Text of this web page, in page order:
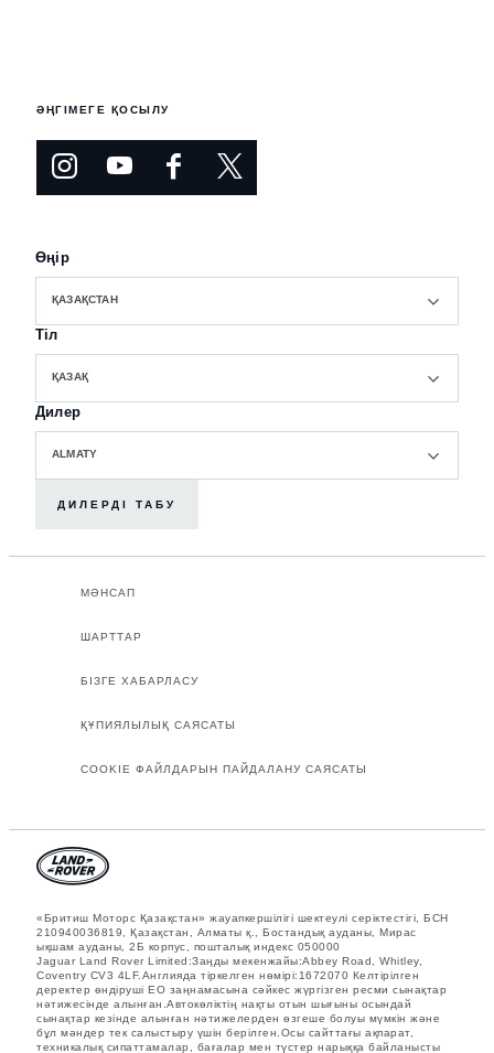
ӘҢГІМЕГЕ ҚОСЫЛУ
Өңір
ҚАЗАҚСТАН
Тіл
ҚАЗАҚ
Дилер
ALMATY
ДИЛЕРДІ ТАБУ
МӘНСАП
ШАРТТАР
БІЗГЕ ХАБАРЛАСУ
ҚҰПИЯЛЫЛЫҚ САЯСАТЫ
COOKIE ФАЙЛДАРЫН ПАЙДАЛАНУ САЯСАТЫ
«Бритиш Моторс Қазақстан» жауапкершілігі шектеулі серіктестігі, БСН
210940036819, Қазақстан, Алматы қ., Бостандық ауданы, Мирас
ықшам ауданы, 2Б корпус, пошталық индекс 050000
Jaguar Land Rover Limited:Заңды мекенжайы:Abbey Road, Whitley,
Coventry CV3 4LF.Англияда тіркелген нөмірі:1672070 Келтірілген
деректер өндіруші ЕО заңнамасына сәйкес жүргізген ресми сынақтар
нәтижесінде алынған.Автокөліктің нақты отын шығыны осындай
сынақтар кезінде алынған нәтижелерден өзгеше болуы мүмкін және
бұл мәндер тек салыстыру үшін берілген.Осы сайттағы ақпарат,
техникалық сипаттамалар, бағалар мен түстер нарыққа байланысты